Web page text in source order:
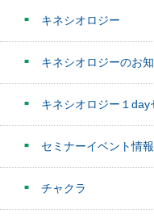
キネシオロジー
キネシオロジーのお
キネシオロジー１day
セミナーイベント情報
チャクラ